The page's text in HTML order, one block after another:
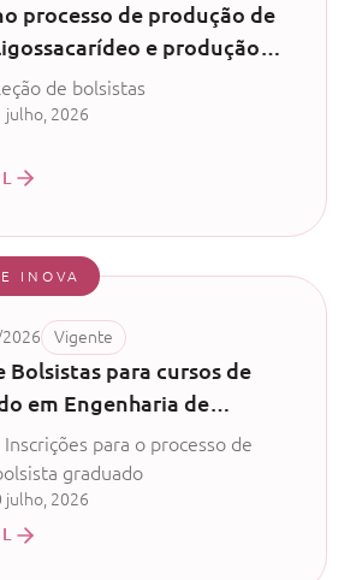
processo de produção de
e produção
com permeado de soro
52/2024
de bolsistas
julho, 2026
INOVA
Vigente
Bolsistas para cursos de
em Engenharia de
e Desenvolvimento
ou Ciência da
para o processo de
graduado
julho, 2026